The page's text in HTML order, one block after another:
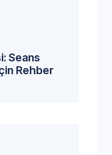
Seans
Rehber